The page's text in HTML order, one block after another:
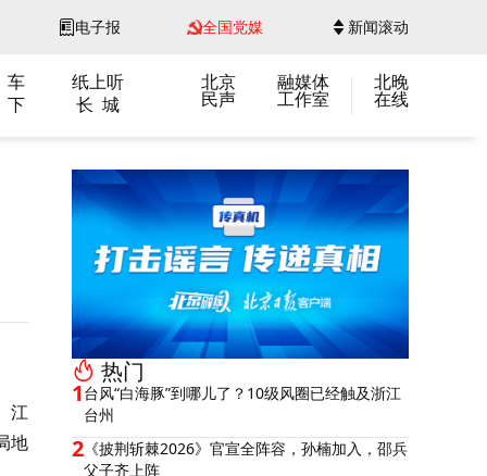
电子报 全国党媒 新闻滚动
车
纸上听
下
长 城
北京
民声
融媒体
工作室
北晚
在线
江
地
热门
1台风“白海豚”到哪儿了？10级风圈已经触及浙江
台州
2 《披荆斩棘2026》官宣全阵容，孙楠加入，邵兵
父子齐上阵